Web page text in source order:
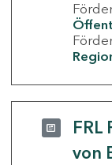
FRL
von